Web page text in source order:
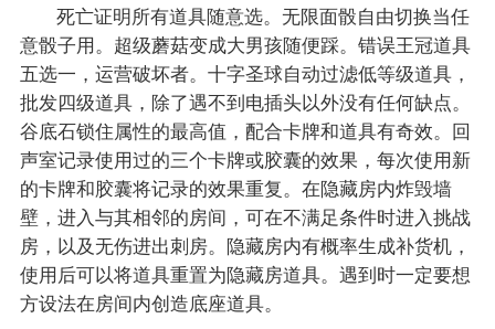
死亡证明所有道具随意选。无限面骰自由切换当任
意骰子用。超级蘑菇变成大男孩随便踩。错误王冠道具
五选一，运营破坏者。十字圣球自动过滤低等级道具，
批发四级道具，除了遇不到电插头以外没有任何缺点。
谷底石锁住属性的最高值，配合卡牌和道具有奇效。回
声室记录使用过的三个卡牌或胶囊的效果，每次使用新
的卡牌和胶囊将记录的效果重复。在隐藏房内炸毁墙
壁，进入与其相邻的房间，可在不满足条件时进入挑战
房，以及无伤进出刺房。隐藏房内有概率生成补货机，
使用后可以将道具重置为隐藏房道具。遇到时一定要想
方设法在房间内创造底座道具。